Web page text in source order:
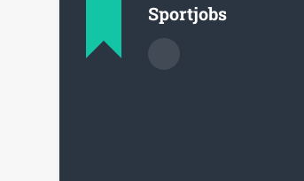
Sportjobs